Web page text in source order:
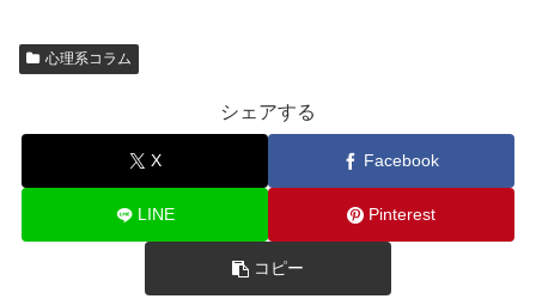
心理系コラム
シェアする
X Facebook
LINE Pinterest
コピー